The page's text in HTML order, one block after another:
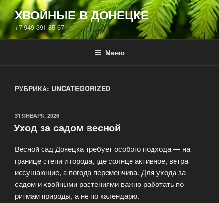
Перейти
к
содержимому
ХВОЙНЫЕ В ДОНЕЦКЕ
+7 949 391 85 67
Меню
РУБРИКА: UNCATEGORIZED
ОПУБЛИКОВАНО
31 ЯНВАРЯ, 2026
Уход за садом весной
Весной сад Донецка требует особого подхода — на
границе степи и города, где солнце активное, ветра
иссушающие, а погода переменчива. Для ухода за
садом и хвойными растениями важно работать по
ритмам природы, а не по календарю.